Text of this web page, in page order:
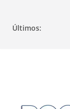
Últimos: